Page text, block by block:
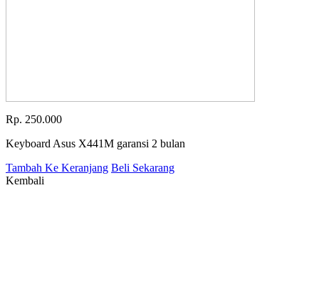
Rp. 250.000
Keyboard Asus X441M garansi 2 bulan
Tambah Ke Keranjang Beli Sekarang
Kembali